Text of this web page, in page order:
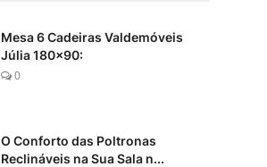
Mesa 6 Cadeiras Valdemóveis
Júlia 180x90:
0
O Conforto das Poltronas
Reclináveis na Sua Sala n...